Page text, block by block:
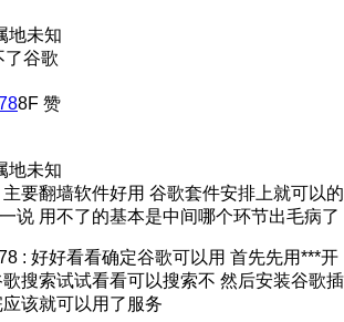
地未知
了谷歌
8F 赞
地未知
要翻墙软件好用 谷歌套件安排上就可以的
说 用不了的基本是中间哪个环节出毛病了
: 好好看看确定谷歌可以用 首先先用***开
搜索试试看看可以搜索不 然后安装谷歌插
该就可以用了服务